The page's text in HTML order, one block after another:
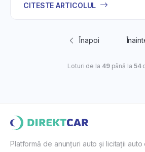
CITESTE ARTICOLUL
Înapoi
Loturi de la 49până la 54
Platformă de anunțuri auto și licitații auto